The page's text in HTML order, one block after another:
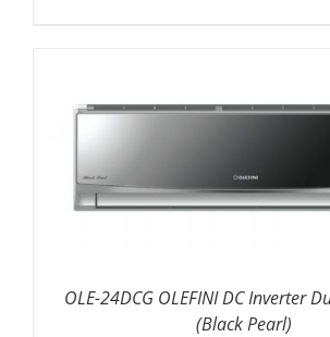
OLE-24DCG OLEFINI DC Inverter
(Black Pearl)